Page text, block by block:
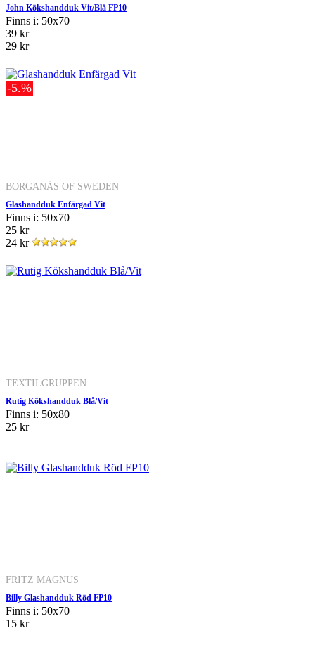
John Kökshandduk Vit/Blå FP10
Finns i: 50x70
39 kr
29 kr
-5.%
BORGANÄS OF SWEDEN
Glashandduk Enfärgad Vit
Finns i: 50x70
25 kr
24 kr
TEXTILGRUPPEN
Rutig Kökshandduk Blå/Vit
Finns i: 50x80
25 kr
FRITZ MAGNUS
Billy Glashandduk Röd FP10
Finns i: 50x70
15 kr